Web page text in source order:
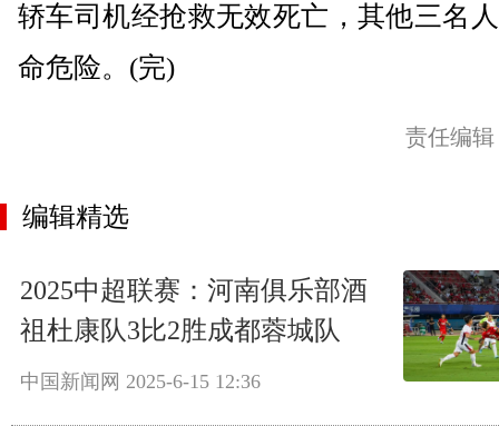
轿车司机经抢救无效死亡，其他三名
命危险。(完)
责任编
编辑精选
2025中超联赛：河南俱乐部酒
祖杜康队3比2胜成都蓉城队
中国新闻网 2025-6-15 12:36